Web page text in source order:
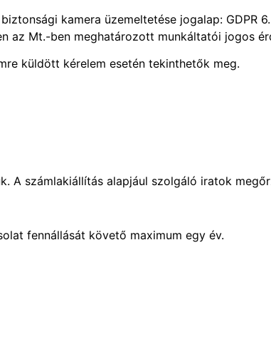
kamera üzemeltetése jogalap: GDPR
az Mt.-ben meghatározott munkáltatói jogos
küldött kérelem esetén tekinthetők meg.
számlakiállítás alapjául szolgáló iratok
fennállását követő maximum egy év.